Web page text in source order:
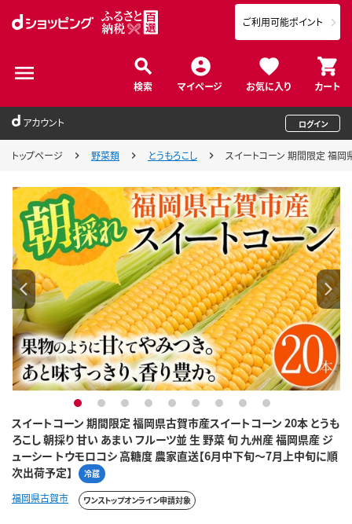
検索 マイページ お気に入り カート
ご利用可能ポイント
アカウント ログイン
トップページ 野菜類 とうもろこし スイートコーン 期間限定 福
スイートコーン 期間限定 福岡県古賀市産スイートコーン 20本 とうも
ろこし 朝採り 甘い あまい フルーツ並 生 野菜 旬 九州産 福岡県産 ジ
ューシー トウモロコシ 高糖度 農家直送【6月中下旬～7月上中旬に順
次出荷予定】
冷蔵
1 2 3 4 5 6 7 8 9
福岡県古賀市 ワンストップオンライン申請対象